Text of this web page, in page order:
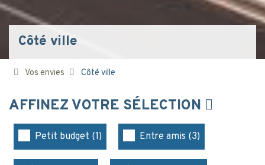
Côté ville
Vos envies Côté ville
AFFINEZ VOTRE SÉLECTION
Petit budget (1) Entre amis (3)